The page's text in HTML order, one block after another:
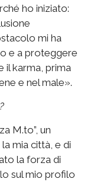
ho iniziato:
mi ha
e a proteggere
il karma, prima
e nel male».
M.to”, un
mia città, e di
la forza di
sul mio profilo